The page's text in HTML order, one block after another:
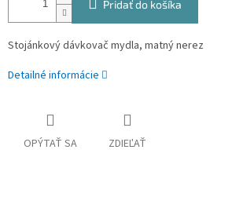
Pridať do košíka
Stojánkový dávkovač mydla, matný nerez
Detailné informácie
OPÝTAŤ SA ZDIEĽAŤ